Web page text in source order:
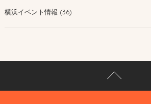
横浜イベント情報 (36)